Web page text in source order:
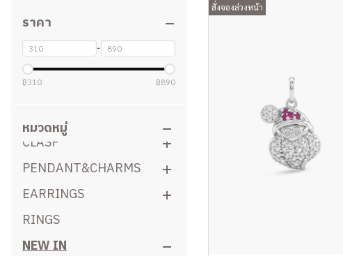
ราคา
-
฿310 ฿890
หมวดหมู่
สินค้าทั้งหมด
CLASP
C-Move
Clip Clasp
Clasp Ball
Egg Clasp
PENDANT&CHARMS
Pendant
Pearl umbrella pendant
Mask Charm
EARRINGS
Earrings in Various
Styles
RINGS
NEW IN
สั่งจองล่วงหน้า